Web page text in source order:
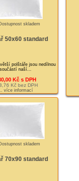
50x60 standard
polštáře jsou nedílnou
součástí naší...
Kč s DPH
Kč bez DPH
... více informací
70x90 standard